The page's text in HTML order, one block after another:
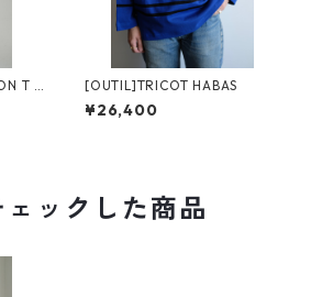
T /
[OUTIL]TRICOT HABAS
¥26,400
ックした商品